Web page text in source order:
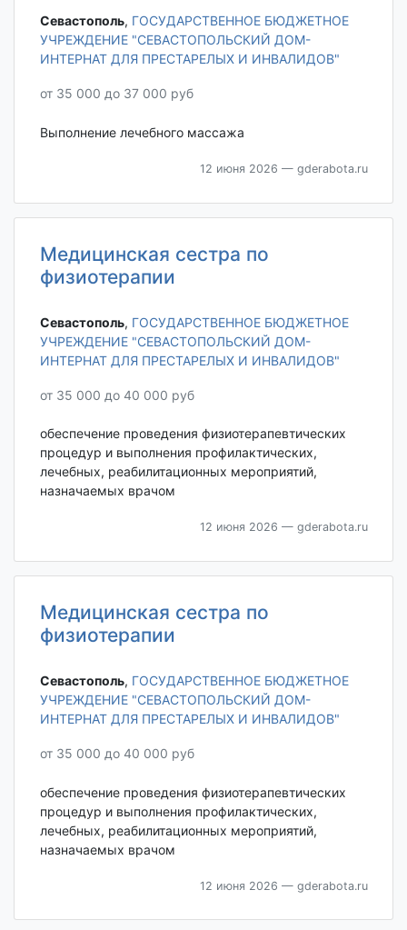
Севастополь‎, ГОСУДАРСТВЕННОЕ БЮДЖЕТНОЕ
УЧРЕЖДЕНИЕ "СЕВАСТОПОЛЬСКИЙ ДОМ-
ИНТЕРНАТ ДЛЯ ПРЕСТАРЕЛЫХ И ИНВАЛИДОВ"
от 35 000 до 37 000 руб
Выполнение лечебного массажа
12 июня 2026 — gderabota.ru
Медицинская сестра по
физиотерапии
Севастополь‎, ГОСУДАРСТВЕННОЕ БЮДЖЕТНОЕ
УЧРЕЖДЕНИЕ "СЕВАСТОПОЛЬСКИЙ ДОМ-
ИНТЕРНАТ ДЛЯ ПРЕСТАРЕЛЫХ И ИНВАЛИДОВ"
от 35 000 до 40 000 руб
обеспечение проведения физиотерапевтических
процедур и выполнения профилактических,
лечебных, реабилитационных мероприятий,
назначаемых врачом
12 июня 2026 — gderabota.ru
Медицинская сестра по
физиотерапии
Севастополь‎, ГОСУДАРСТВЕННОЕ БЮДЖЕТНОЕ
УЧРЕЖДЕНИЕ "СЕВАСТОПОЛЬСКИЙ ДОМ-
ИНТЕРНАТ ДЛЯ ПРЕСТАРЕЛЫХ И ИНВАЛИДОВ"
от 35 000 до 40 000 руб
обеспечение проведения физиотерапевтических
процедур и выполнения профилактических,
лечебных, реабилитационных мероприятий,
назначаемых врачом
12 июня 2026 — gderabota.ru